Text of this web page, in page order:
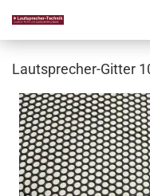
Lautsprecher-Gitter